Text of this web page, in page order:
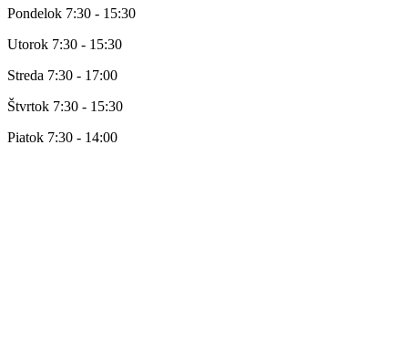
Pondelok 7:30 - 15:30
Utorok 7:30 - 15:30
Streda 7:30 - 17:00
Štvrtok 7:30 - 15:30
Piatok 7:30 - 14:00